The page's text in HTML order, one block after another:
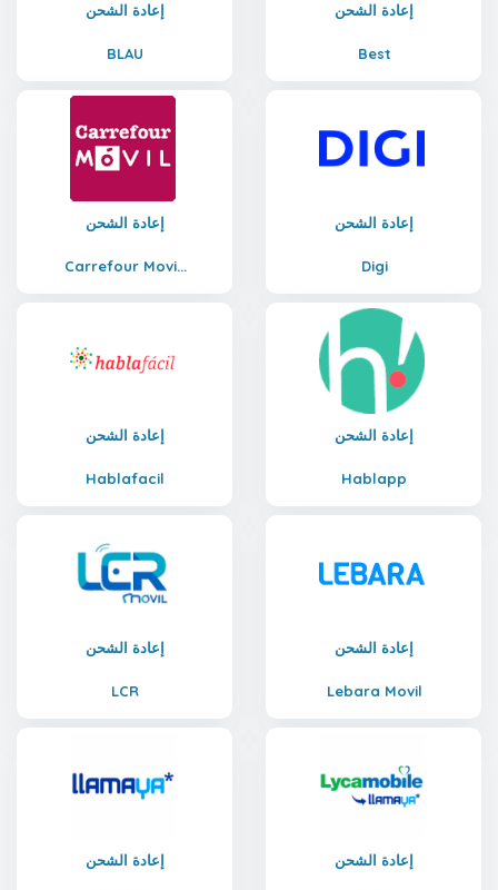
إعادة الشحن
BLAU
إعادة الشحن
Best
إعادة الشحن
Carrefour Movi...
إعادة الشحن
Digi
إعادة الشحن
Hablafacil
إعادة الشحن
Hablapp
إعادة الشحن
LCR
إعادة الشحن
Lebara Movil
إعادة الشحن إعادة الشحن